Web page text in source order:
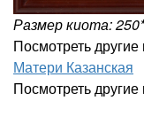
Размер киота:
Посмотреть
Матери Казанская
Посмотреть